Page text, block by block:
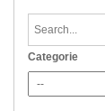
Categorie